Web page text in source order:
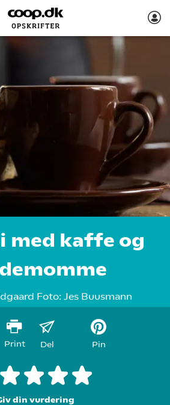
med kaffe og
Foto: Jes Buusmann
Print Del Pin
din vurdering